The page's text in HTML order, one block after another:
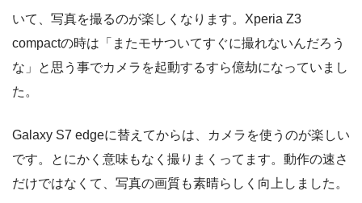
いて、写真を撮るのが楽しくなります。Xperia Z3
compactの時は「またモサついてすぐに撮れないんだろう
な」と思う事でカメラを起動するすら億劫になっていまし
た。
Galaxy S7 edgeに替えてからは、カメラを使うのが楽しい
です。とにかく意味もなく撮りまくってます。動作の速さ
だけではなくて、写真の画質も素晴らしく向上しました。